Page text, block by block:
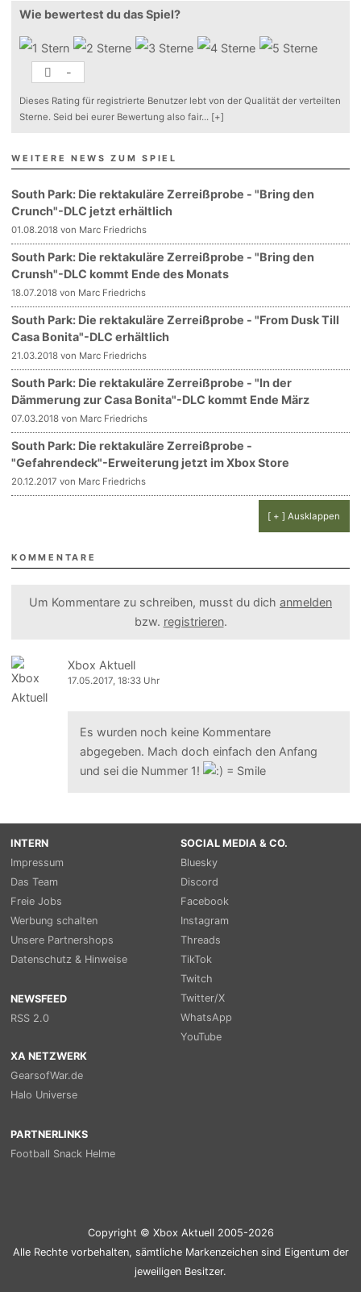
Wie bewertest du das Spiel?
-
Dieses Rating für registrierte Benutzer lebt von der Qualität der verteilten
Sterne. Seid bei eurer Bewertung also fair... [+]
WEITERE NEWS ZUM SPIEL
South Park: Die rektakuläre Zerreißprobe - "Bring den
Crunch"-DLC jetzt erhältlich
01.08.2018 von Marc Friedrichs
South Park: Die rektakuläre Zerreißprobe - "Bring den
Crunsh"-DLC kommt Ende des Monats
18.07.2018 von Marc Friedrichs
South Park: Die rektakuläre Zerreißprobe - "From Dusk Till
Casa Bonita"-DLC erhältlich
21.03.2018 von Marc Friedrichs
South Park: Die rektakuläre Zerreißprobe - "In der
Dämmerung zur Casa Bonita"-DLC kommt Ende März
07.03.2018 von Marc Friedrichs
South Park: Die rektakuläre Zerreißprobe -
"Gefahrendeck"-Erweiterung jetzt im Xbox Store
20.12.2017 von Marc Friedrichs
[ + ] Ausklappen
KOMMENTARE
Um Kommentare zu schreiben, musst du dich anmelden
bzw. registrieren.
Xbox Aktuell
17.05.2017, 18:33 Uhr
Es wurden noch keine Kommentare
abgegeben. Mach doch einfach den Anfang
und sei die Nummer 1!
INTERN
Impressum
Das Team
Freie Jobs
Werbung schalten
Unsere Partnershops
Datenschutz & Hinweise
NEWSFEED
RSS 2.0
SOCIAL MEDIA & CO.
Bluesky
Discord
Facebook
Instagram
Threads
TikTok
Twitch
Twitter/X
WhatsApp
YouTube
XA NETZWERK
GearsofWar.de
Halo Universe
PARTNERLINKS
Football Snack Helme
Copyright © Xbox Aktuell 2005-2026
Alle Rechte vorbehalten, sämtliche Markenzeichen sind Eigentum der
jeweiligen Besitzer.